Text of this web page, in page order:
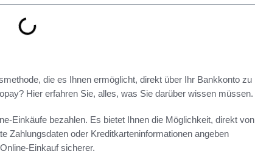
die es Ihnen ermöglicht, direkt über Ihr Bankkonto zu
Hier erfahren Sie, alles, was Sie darüber wissen müssen.
Einkäufe bezahlen. Es bietet Ihnen die Möglichkeit, direkt von
Zahlungsdaten oder Kreditkarteninformationen angeben
Einkauf sicherer.